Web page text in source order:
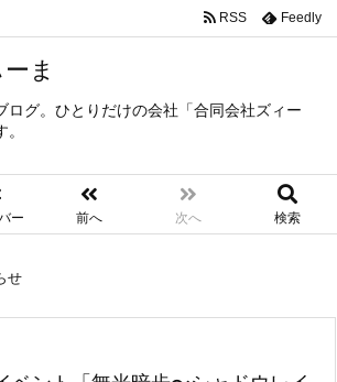
ま
ログ。ひとりだけの会社「合同会社ズィー
ー 前へ 次へ 検索
RSS Feedly
せ